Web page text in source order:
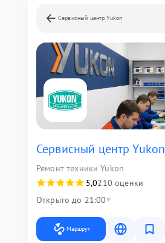
Сервисный центр Yukon
Сервисный центр Yukon
Ремонт техники Yukon
5,0210 оценки
Открыто до 21:00
Маршрут